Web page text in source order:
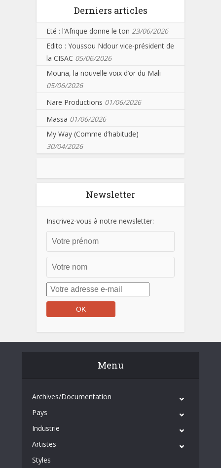
Derniers articles
Eté : l’Afrique donne le ton 23/06/2026
Edito : Youssou Ndour vice-président de
la CISAC 05/06/2026
Mouna, la nouvelle voix d’or du Mali
05/06/2026
Nare Productions 01/06/2026
Massa 01/06/2026
My Way (Comme d’habitude)
30/04/2026
Newsletter
Inscrivez-vous à notre newsletter:
Menu
Archives/Documentation
Pays
Industrie
Artistes
Styles